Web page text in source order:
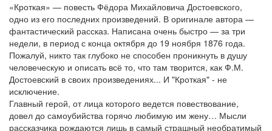
«Кроткая» — повесть Фёдора Михайловича Достоевского,
одно из его последних произведений. В оригинале автора —
фантастический рассказ. Написана очень быстро — за три
недели, в период с конца октября до 19 ноября 1876 года.
Пожалуй, никто так глубоко не способен проникнуть в душу
человеческую и описать всё то, что там творится, как Ф.М.
Достоевский в своих произведениях... И "Кроткая" - не
исключение.
Главный герой, от лица которого ведется повествование,
довел до самоубийства горячо любимую им жену… Мысли
рассказчика рождаются лишь в самый страшный необратимый